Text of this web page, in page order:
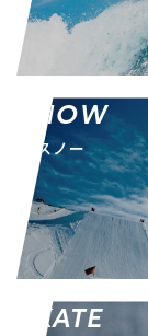
SNOW
スノー
SKATE